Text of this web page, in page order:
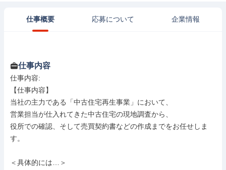
仕事概要 応募について 企業情報
仕事内容
仕事内容:
【仕事内容】
当社の主力である「中古住宅再生事業」において、
営業担当が仕入れてきた中古住宅の現地調査から、
役所での確認、そして売買契約書などの作成までをお任せしま
す。
＜具体的には…＞